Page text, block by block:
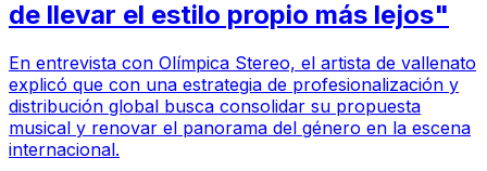
de llevar el estilo propio más lejos"
En entrevista con Olímpica Stereo, el artista de vallenato
explicó que con una estrategia de profesionalización y
distribución global busca consolidar su propuesta
musical y renovar el panorama del género en la escena
internacional.